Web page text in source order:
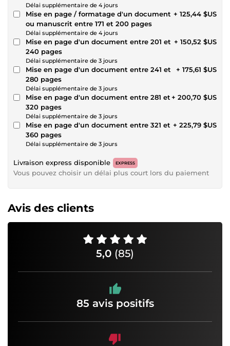
Délai supplémentaire de 4 jours
Mise en page / formatage d'un document
ou manuscrit entre 171 et 200 pages
Délai supplémentaire de 4 jours
+ 125,44 $US
Mise en page d'un document entre 201 et
240 pages
Délai supplémentaire de 3 jours
+ 150,52 $US
Mise en page d'un document entre 241 et
280 pages
Délai supplémentaire de 3 jours
+ 175,61 $US
Mise en page d'un document entre 281 et
320 pages
Délai supplémentaire de 3 jours
+ 200,70 $US
Mise en page d'un document entre 321 et
360 pages
Délai supplémentaire de 3 jours
+ 225,79 $US
Livraison express disponible EXPRESS
Vous pouvez choisir un délai plus court lors du paiement
Avis des clients
5,0 (85)
85 avis positifs